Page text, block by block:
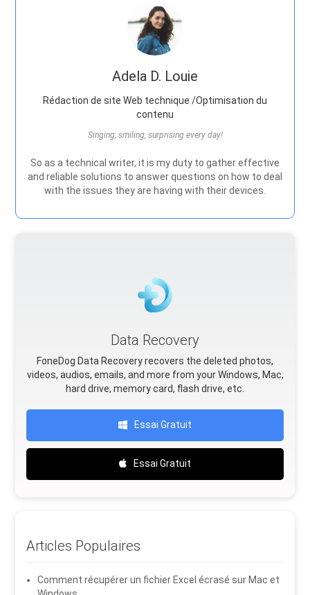
Adela D. Louie
Rédaction de site Web technique /Optimisation du
contenu
Singing, smiling, surprising every day!
So as a technical writer, it is my duty to gather effective
and reliable solutions to answer questions on how to deal
with the issues they are having with their devices.
Data Recovery
FoneDog Data Recovery recovers the deleted photos,
videos, audios, emails, and more from your Windows, Mac,
hard drive, memory card, flash drive, etc.
Essai Gratuit
Essai Gratuit
Articles Populaires
Comment récupérer un fichier Excel écrasé sur Mac et